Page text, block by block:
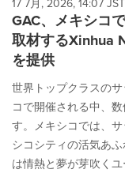
17 7月, 2026, 14:07 JST
GAC、メキシコ
取材するXinhua
を提供
世界トップクラスの
コで開催される中、
す。メキシコでは、
シコシティの活気あ
は情熱と夢が芽吹く